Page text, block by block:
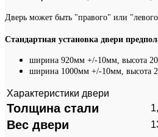
Дверь может быть "правого" или
Стандартная установка двери
ширина 920мм +/-10мм, высота
ширина 1000мм +/-10мм, высота
Характеристики двери
Толщина стали
Вес двери